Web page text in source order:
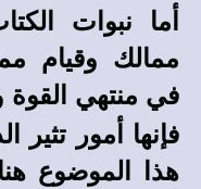
أما نبوات
ممالك وقيام
في منتهي
فإنها أمور تثير
هذا الموضوع